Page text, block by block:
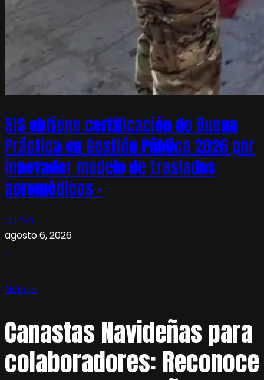
SIS obtiene certificación de Buena
Práctica en Gestión Pública 2026 por
innovador modelo de traslados
aeromédicos –
admin
agosto 6, 2026
Noticia
Canastas Navideñas para
colaboradores: Reconoce